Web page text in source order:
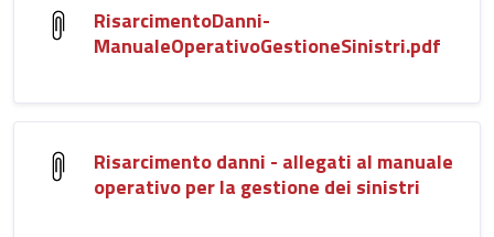
RisarcimentoDanni-
ManualeOperativoGestioneSinistri.pdf
Risarcimento danni - allegati al manuale
operativo per la gestione dei sinistri